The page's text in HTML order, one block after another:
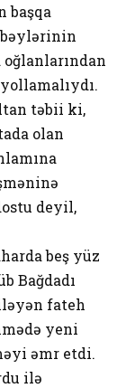
başqa
bəylərinin
təbii ki,
olan
deyil,
beş yüz
Bağdadı
fateh
yeni
əmr etdi.
ilə